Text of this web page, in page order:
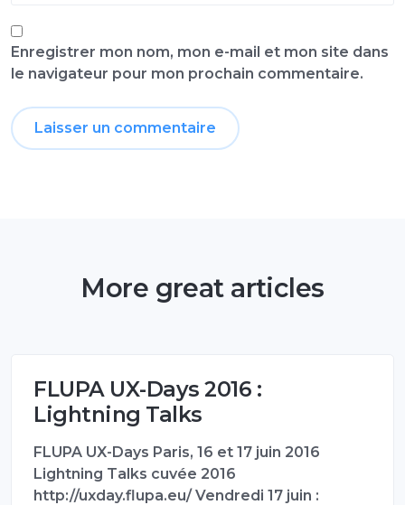
Enregistrer mon nom, mon e-mail et mon site dans
le navigateur pour mon prochain commentaire.
More great articles
FLUPA UX-Days 2016 :
Lightning Talks
FLUPA UX-Days Paris, 16 et 17 juin 2016
Lightning Talks cuvée 2016
http://uxday.flupa.eu/ Vendredi 17 juin :